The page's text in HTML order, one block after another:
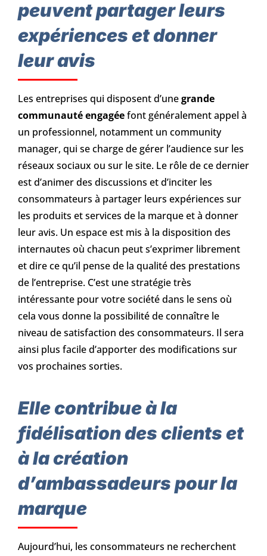
peuvent partager leurs
expériences et donner
leur avis
Les entreprises qui disposent d’unegrande
communauté engagéefont généralement appel à
un professionnel, notamment un community
manager, qui se charge de gérer l’audience sur les
réseaux sociaux ou sur le site. Le rôle de ce dernier
est d’animer des discussions et d’inciter les
consommateurs à partager leurs expériences sur
les produits et services de la marque et à donner
leur avis. Un espace est mis à la disposition des
internautes où chacun peut s’exprimer librement
et dire ce qu’il pense de la qualité des prestations
de l’entreprise. C’est une stratégie très
intéressante pour votre société dans le sens où
cela vous donne la possibilité de connaître le
niveau de satisfaction des consommateurs. Il sera
ainsi plus facile d’apporter des modifications sur
vos prochaines sorties.
Elle contribue à la
fidélisation des clients et
à la création
d’ambassadeurs pour la
marque
Aujourd’hui, les consommateurs ne recherchent